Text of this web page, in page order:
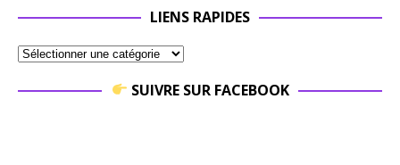
LIENS RAPIDES
SUIVRE SUR FACEBOOK